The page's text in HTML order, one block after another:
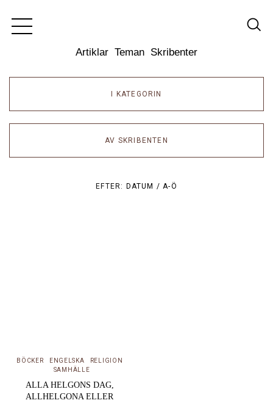
Artiklar Teman Skribenter
I KATEGORIN
AV SKRIBENTEN
EFTER: DATUM /A-Ö
BÖCKER ENGELSKA
RELIGION
SAMHÄLLE
ALLA HELGONS DAG,
ALLHELGONA ELLER